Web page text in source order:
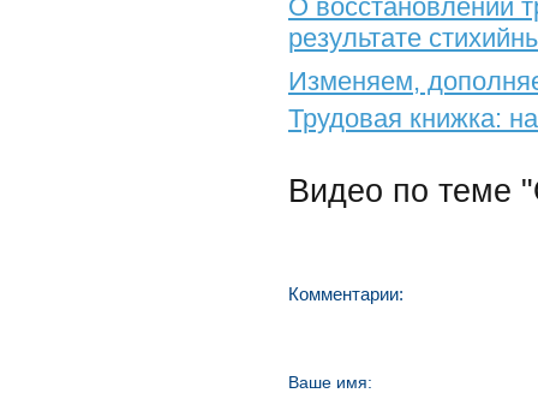
О восстановлении
результате
Изменяем,
Трудовая книжка:
Видео по теме
Комментарии:
Ваше имя: